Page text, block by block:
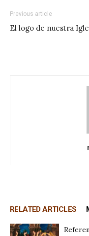
Previous article
El logo de nuestra
RELATED ARTICLES